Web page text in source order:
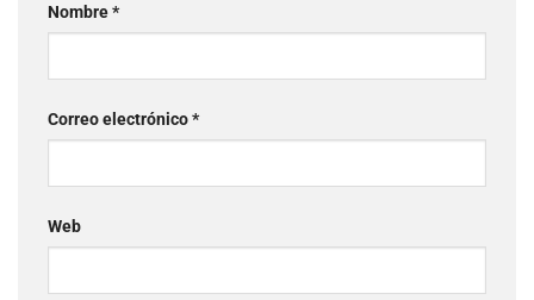
Nombre*
Correo electrónico*
Web